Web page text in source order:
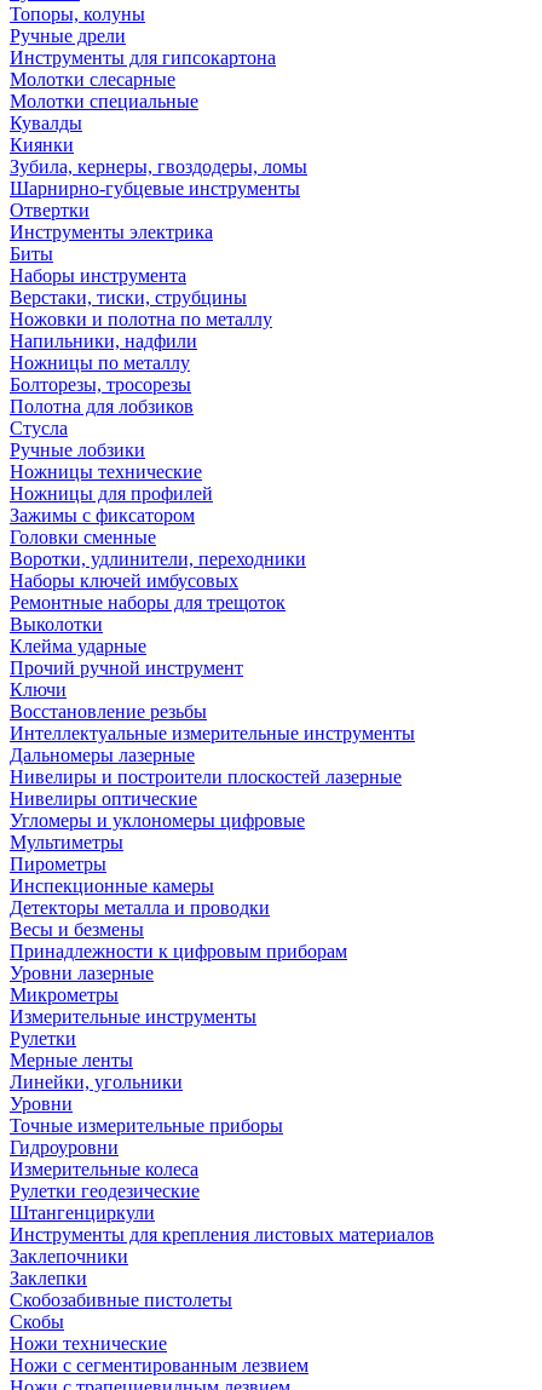
Топоры, колуны
Ручные дрели
Инструменты для гипсокартона
Молотки слесарные
Молотки специальные
Кувалды
Киянки
Зубила, кернеры, гвоздодеры, ломы
Шарнирно-губцевые инструменты
Отвертки
Инструменты электрика
Биты
Наборы инструмента
Верстаки, тиски, струбцины
Ножовки и полотна по металлу
Напильники, надфили
Ножницы по металлу
Болторезы, тросорезы
Полотна для лобзиков
Стусла
Ручные лобзики
Ножницы технические
Ножницы для профилей
Зажимы с фиксатором
Головки сменные
Воротки, удлинители, переходники
Наборы ключей имбусовых
Ремонтные наборы для трещоток
Выколотки
Клейма ударные
Прочий ручной инструмент
Ключи
Восстановление резьбы
Интеллектуальные измерительные инструменты
Дальномеры лазерные
Нивелиры и построители плоскостей лазерные
Нивелиры оптические
Угломеры и уклономеры цифровые
Мультиметры
Пирометры
Инспекционные камеры
Детекторы металла и проводки
Весы и безмены
Принадлежности к цифровым приборам
Уровни лазерные
Микрометры
Измерительные инструменты
Рулетки
Мерные ленты
Линейки, угольники
Уровни
Точные измерительные приборы
Гидроуровни
Измерительные колеса
Рулетки геодезические
Штангенциркули
Инструменты для крепления листовых материалов
Заклепочники
Заклепки
Скобозабивные пистолеты
Скобы
Ножи технические
Ножи с сегментированным лезвием